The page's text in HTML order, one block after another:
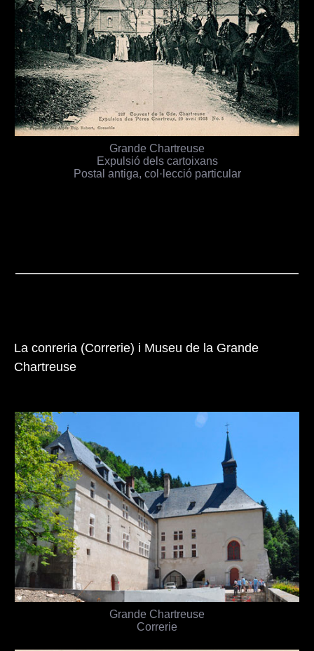
Grande Chartreuse
Expulsió dels cartoixans
Postal antiga, col·lecció particular
La conreria (Correrie) i Museu de la Grande
Chartreuse
Grande Chartreuse
Correrie